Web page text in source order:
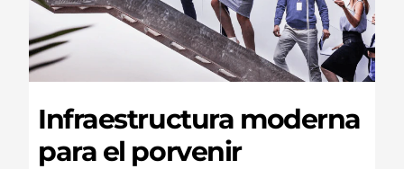
Infraestructura moderna
para el porvenir